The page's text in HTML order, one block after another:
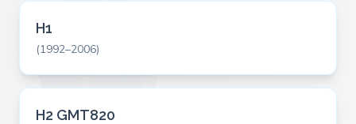
H1
(1992–2006)
H2 GMT820